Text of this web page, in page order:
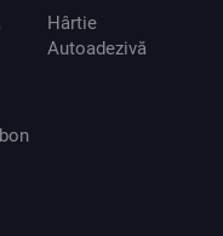
Hârtie
Autoadezivă